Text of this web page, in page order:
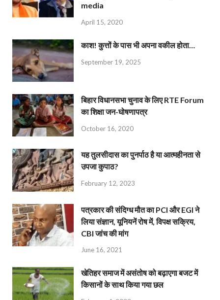
media
April 15, 2020
काश! कुत्तों के पास भी अपना वकील होता…
September 19, 2025
बिहार विधानसभा चुनाव के लिए RTE Forum
का शिक्षा जन-घोषणापत्र
October 16, 2020
यह तुलसीदास का पुनर्पाठ है या आत्महीनता से
उपजा कुपाठ?
February 12, 2023
पत्रकार की संदिग्ध मौत का PCI और EGI ने
लिया संज्ञान, यूनियनें रोष में, विपक्ष सक्रिय,
CBI जांच की मांग
June 16, 2021
खेतिहर समाज में असंतोष को बढ़ाएगा बजट में
किसानों के साथ किया गया छल